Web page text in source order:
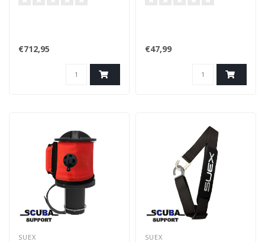
€712,95 €47,99
SUEX SUEX